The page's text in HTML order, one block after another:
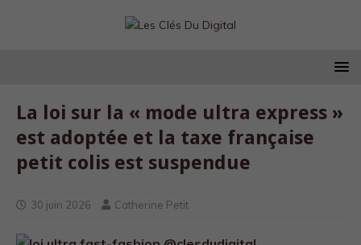
La loi sur la « mode ultra express »
est adoptée et la taxe française
petit colis est suspendue
30 juin 2026 Catherine Petit